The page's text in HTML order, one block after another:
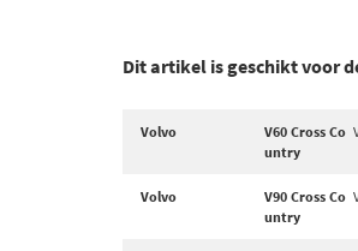
Dit artikel is geschikt voor
Volvo
V60 Cross Co
untry
Volvo
V90 Cross Co
untry